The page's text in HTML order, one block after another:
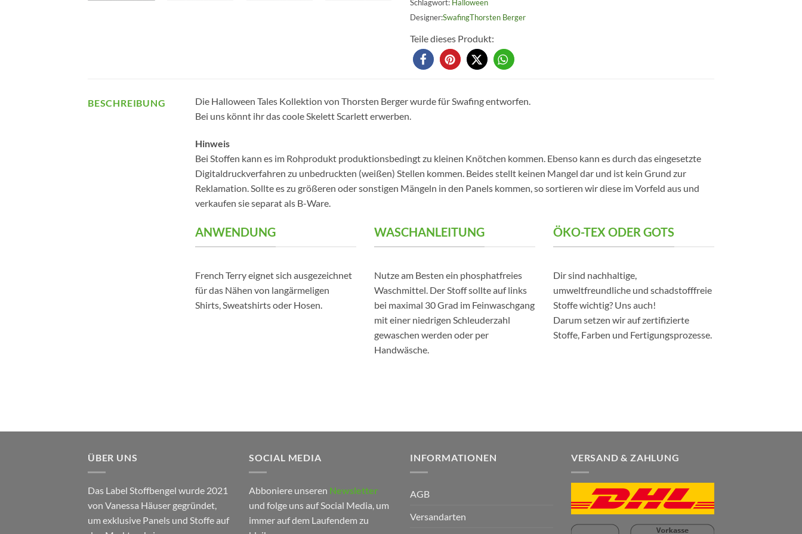
Schlagwort: Halloween
SwafingThorsten Berger
Teile dieses Produkt:
BESCHREIBUNG
Die Halloween Tales Kollektion von Thorsten Berger wurde für Swafing entworfen.
Bei uns könnt ihr das coole Skelett Scarlett erwerben.
Hinweis
Bei Stoffen kann es im Rohprodukt produktionsbedingt zu kleinen Knötchen kommen. Ebenso kann es durch das eingesetzte
Digitaldruckverfahren zu unbedruckten (weißen) Stellen kommen. Beides stellt keinen Mangel dar und ist kein Grund zur
Reklamation. Sollte es zu größeren oder sonstigen Mängeln in den Panels kommen, so sortieren wir diese im Vorfeld aus und
verkaufen sie separat als B-Ware.
ANWENDUNG
French Terry eignet sich ausgezeichnet
für das Nähen von langärmeligen
Shirts, Sweatshirts oder Hosen.
WASCHANLEITUNG
Nutze am Besten ein phosphatfreies
Waschmittel. Der Stoff sollte auf links
bei maximal 30 Grad im Feinwaschgang
mit einer niedrigen Schleuderzahl
gewaschen werden oder per
Handwäsche.
ÖKO-TEX ODER GOTS
Dir sind nachhaltige,
umweltfreundlicheund schadstofffreie
Stoffe wichtig? Uns auch!
Darum setzen wir auf zertifizierte
Stoffe, Farben und Fertigungsprozesse.
ÜBER UNS
Das Label Stoffbengel wurde 2021
von Vanessa Häuser gegründet,
um exklusive Panels und Stoffe auf
SOCIAL MEDIA
Abboniere unseren Newsletter
und folge uns auf Social Media, um
immer auf dem Laufendem zu
INFORMATIONEN
AGB
Versandarten
VERSAND & ZAHLUNG